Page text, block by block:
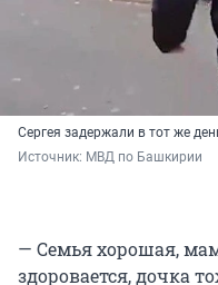
Сергея задержали в тот же
Источник: МВД по Башкирии
— Семья хорошая,
здоровается, дочка